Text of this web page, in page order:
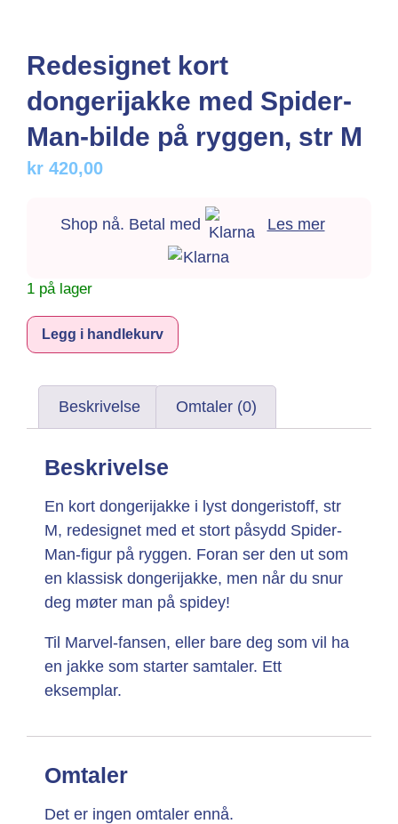
Redesignet kort
dongerijakke med Spider-
Man-bilde på ryggen, str M
kr 420,00
Shop nå. Betal med Les mer
1 på lager
Legg i handlekurv
Beskrivelse Omtaler (0)
Beskrivelse
En kort dongerijakke i lyst dongeristoff, str
M, redesignet med et stort påsydd Spider-
Man-figur på ryggen. Foran ser den ut som
en klassisk dongerijakke, men når du snur
deg møter man på spidey!
Til Marvel-fansen, eller bare deg som vil ha
en jakke som starter samtaler. Ett
eksemplar.
Omtaler
Det er ingen omtaler ennå.